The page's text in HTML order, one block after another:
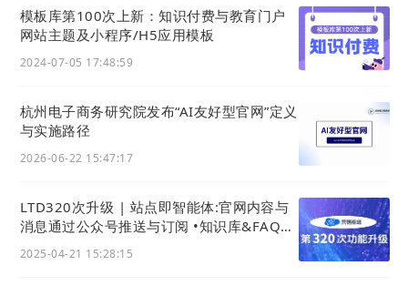
模板库第100次上新：知识付费与教育门户
网站主题及小程序/H5应用模板
2024-07-05 17:48:59
杭州电子商务研究院发布“AI友好型官网”定义
与实施路径
2026-06-22 15:47:17
LTD320次升级 | 站点即智能体:官网内容与
消息通过公众号推送与订阅 •知识库&FAQ接
2025-04-21 15:28:15